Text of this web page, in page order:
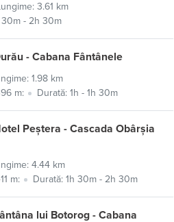
3.61 km
30m - 2h 30m
- Cabana Fântânele
1.98 km
m:
Durată: 1h - 1h 30m
Peștera - Cascada Obârșia
4.44 km
m:
Durată: 1h 30m - 2h 30m
lui Botorog - Cabana